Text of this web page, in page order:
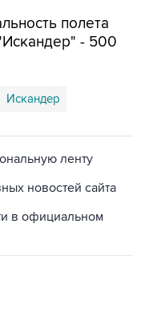
полета
- 500
Искандер
ленту
новостей сайта
в официальном